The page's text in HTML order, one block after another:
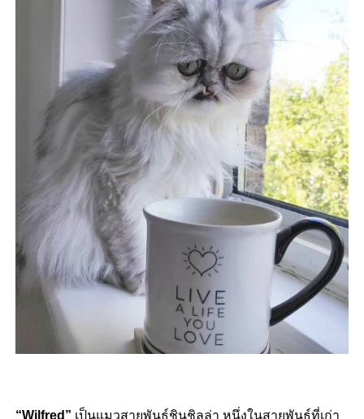
“Wilfred” เป็นแมวสายพันธุ์ชินชิลล่า หนึ่งในสายพันธุ์ที่เก่า